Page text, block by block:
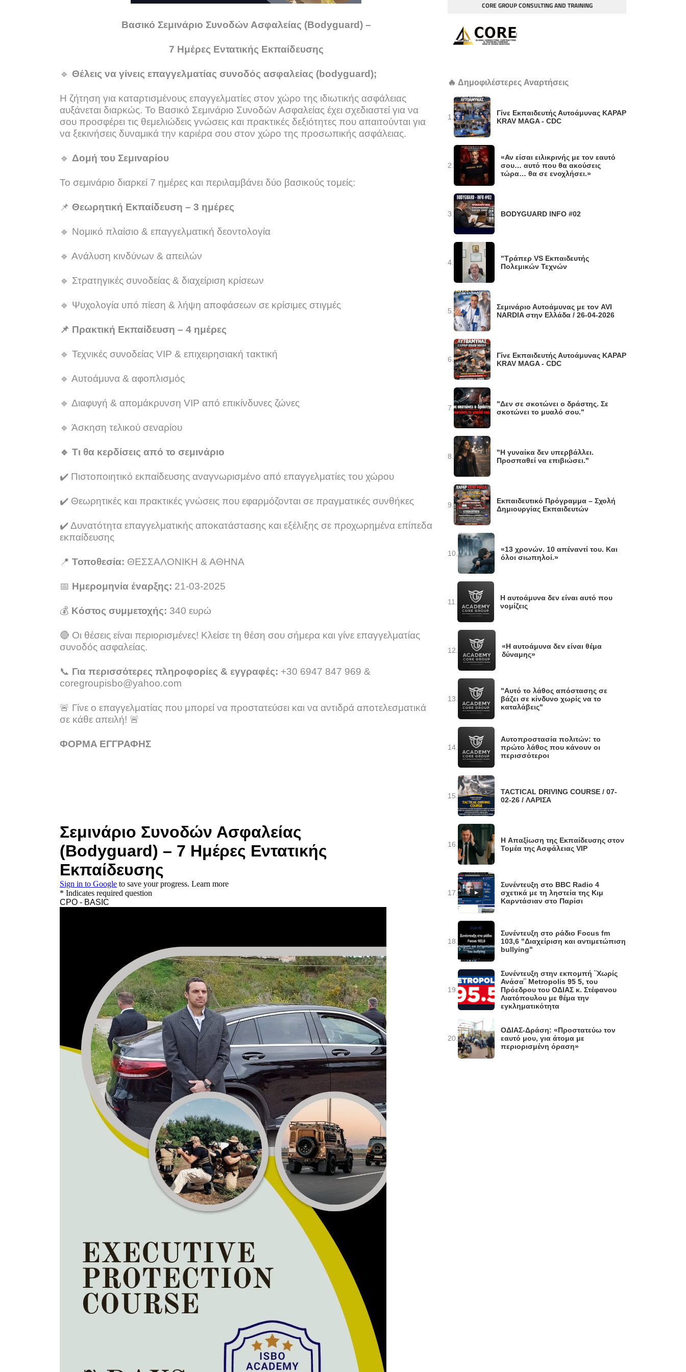
Βασικό Σεμινάριο Συνοδών Ασφαλείας (Bodyguard) –
7 Ημέρες Εντατικής Εκπαίδευσης
🔹 Θέλεις να γίνεις επαγγελματίας συνοδός ασφαλείας (bodyguard);
Η ζήτηση για καταρτισμένους επαγγελματίες στον χώρο της ιδιωτικής ασφάλειας
αυξάνεται διαρκώς. Το Βασικό Σεμινάριο Συνοδών Ασφαλείας έχει σχεδιαστεί για να
σου προσφέρει τις θεμελιώδεις γνώσεις και πρακτικές δεξιότητες που απαιτούνται για
να ξεκινήσεις δυναμικά την καριέρα σου στον χώρο της προσωπικής ασφάλειας.
🔹 Δομή του Σεμιναρίου
Το σεμινάριο διαρκεί 7 ημέρες και περιλαμβάνει δύο βασικούς τομείς:
📌 Θεωρητική Εκπαίδευση – 3 ημέρες
🔹 Νομικό πλαίσιο & επαγγελματική δεοντολογία
🔹 Ανάλυση κινδύνων & απειλών
🔹 Στρατηγικές συνοδείας & διαχείριση κρίσεων
🔹 Ψυχολογία υπό πίεση & λήψη αποφάσεων σε κρίσιμες στιγμές
📌 Πρακτική Εκπαίδευση – 4 ημέρες
🔹 Τεχνικές συνοδείας VIP & επιχειρησιακή τακτική
🔹 Αυτοάμυνα & αφοπλισμός
🔹 Διαφυγή & απομάκρυνση VIP από επικίνδυνες ζώνες
🔹 Άσκηση τελικού σεναρίου
🔹 Τι θα κερδίσεις από το σεμινάριο
✔️ Πιστοποιητικό εκπαίδευσης αναγνωρισμένο από επαγγελματίες του χώρου
✔️ Θεωρητικές και πρακτικές γνώσεις που εφαρμόζονται σε πραγματικές συνθήκες
✔️Δυνατότητα επαγγελματικής αποκατάστασης και εξέλιξης σε προχωρημένα επίπεδα
εκπαίδευσης
📍 Τοποθεσία: ΘΕΣΣΑΛΟΝΙΚΗ & ΑΘΗΝΑ
📅 Ημερομηνία έναρξης: 21-03-2025
💰 Κόστος συμμετοχής: 340 ευρώ
🔴 Οι θέσεις είναι περιορισμένες! Κλείσε τη θέση σου σήμερα και γίνε επαγγελματίας
συνοδός ασφαλείας.
📞 Για περισσότερες πληροφορίες & εγγραφές: +30 6947 847 969 &
coregroupisbo@yahoo.com
🚨 Γίνε ο επαγγελματίας που μπορεί να προστατεύσει και να αντιδρά αποτελεσματικά
σε κάθε απειλή! 🚨
ΦΟΡΜΑ ΕΓΓΡΑΦΗΣ
CORE GROUP CONSULTING AND TRAINING
🔥 Δημοφιλέστερες Αναρτήσεις
1.
Γίνε Εκπαιδευτής Αυτοάμυνας KAPAP
KRAV MAGA - CDC
2.
«Αν είσαι ειλικρινής με τον εαυτό
σου… αυτό που θα ακούσεις
τώρα… θα σε ενοχλήσει.»
3. BODYGUARD INFO #02
4.
"Τράπερ VS Εκπαιδευτής
Πολεμικών Τεχνών
5.
Σεμινάριο Αυτοάμυνας με τον AVI
NARDIA στην Ελλάδα / 26-04-2026
6.
Γίνε Εκπαιδευτής Αυτοάμυνας KAPAP
KRAV MAGA - CDC
7.
"Δεν σε σκοτώνει ο δράστης. Σε
σκοτώνει το μυαλό σου."
8.
"Η γυναίκα δεν υπερβάλλει.
Προσπαθεί να επιβιώσει."
9.
Εκπαιδευτικό Πρόγραμμα – Σχολή
Δημιουργίας Εκπαιδευτών
10.
«13 χρονών. 10 απέναντί του. Και
όλοι σιωπηλοί.»
11.
Η αυτοάμυνα δεν είναι αυτό που
νομίζεις
12.
«Η αυτοάμυνα δεν είναι θέμα
δύναμης»
13.
"Αυτό το λάθος απόστασης σε
βάζει σε κίνδυνο χωρίς να το
καταλάβεις"
14.
Αυτοπροστασία πολιτών: το
πρώτο λάθος που κάνουν οι
περισσότεροι
15.
TACTICAL DRIVING COURSE / 07-
02-26 / ΛΑΡΙΣΑ
16.
H Απαξίωση της Εκπαίδευσης στον
Τομέα της Ασφάλειας VIP
17.
Συνέντευξη στο BBC Radio 4
σχετικά με τη ληστεία της Κιμ
Καρντάσιαν στο Παρίσι
18.
Συνέντευξη στο ράδιο Focus fm
103,6 "Διαχείριση και αντιμετώπιση
bullying"
19.
Συνέντευξη στην εκπομπή ¨Χωρίς
Ανάσα¨ Metropolis 95 5, του
Πρόεδρου του ΟΔΙΑΣ κ. Στέφανου
Λιατόπουλου με θέμα την
εγκληματικότητα
20.
ΟΔΙΑΣ-Δράση: «Προστατεύω τον
εαυτό μου, για άτομα με
περιορισμένη όραση»